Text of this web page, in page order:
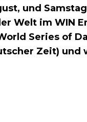
und
Welt im WIN
Series of
Zeit) und